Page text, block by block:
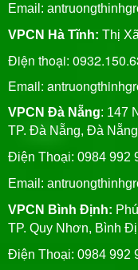
Email:
VPCN Hà Tĩnh: Thị
Điện thoại:
Email:
VPCN Đà Nẵng: 147
TP. Đà Nẵng, Đà Nẵng
Điện Thoại: 0984 992
Email:
VPCN Bình Định:
TP. Quy Nhơn, Bình
Điện Thoại: 0984 992